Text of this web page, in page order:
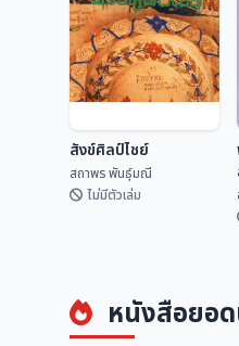
สถาพร พันธุ์มณี
สังข์ศิลป์ไชย์
สถาพร พันธุ์มณี
ไม่มีตัวเล่ม
หนังสือยอ